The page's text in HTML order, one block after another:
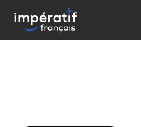
contenu